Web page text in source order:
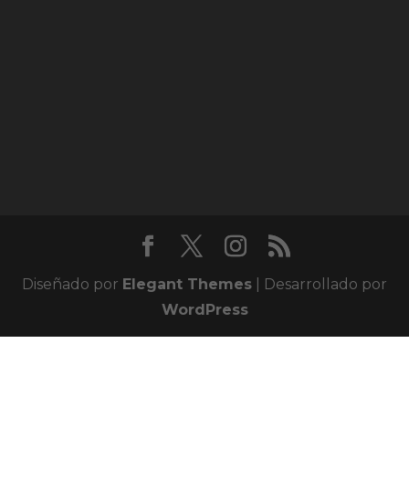
Diseñado por Elegant Themes | Desarrollado por
WordPress